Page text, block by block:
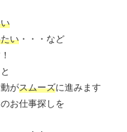
い ・・・など
がスムーズに進みます
お仕事探しを